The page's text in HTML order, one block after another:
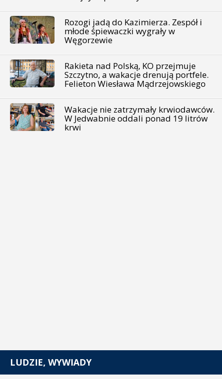
Rozogi jadą do Kazimierza. Zespół i
młode śpiewaczki wygrały w
Węgorzewie
Rakieta nad Polską, KO przejmuje
Szczytno, a wakacje drenują portfele.
Felieton Wiesława Mądrzejowskiego
Wakacje nie zatrzymały krwiodawców.
W Jedwabnie oddali ponad 19 litrów
krwi
LUDZIE, WYWIADY